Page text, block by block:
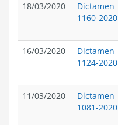
18/03/2020
Dictamen
1160-2020
16/03/2020
Dictamen
1124-2020
11/03/2020
Dictamen
1081-2020